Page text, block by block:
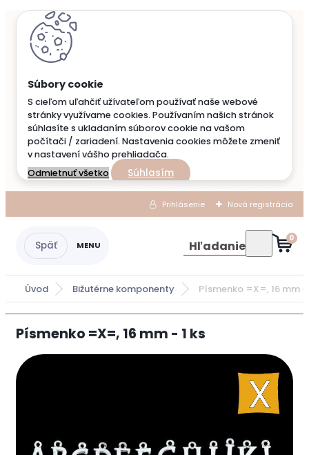
S cieľom uľahčiť užívateľom používať naše webové
stránky využívame cookies. Používaním našich stránok
súhlasíte s ukladaním súborov cookie na vašom
počítači / zariadení. Nastavenia cookies môžete zmeniť
v nastavení vášho prehliadača.
Odmietnuť všetko
Súhlasím
Prihlásenie Nová registrácia
Hľadanie 0
Úvod Bižutérne komponenty Písmenko =X=, 16 mm -
Písmenko =X=, 16 mm - 1 ks